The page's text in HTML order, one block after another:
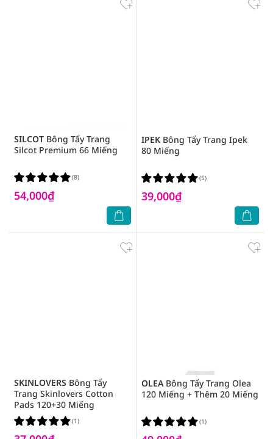
SILCOT Bông Tẩy Trang
Silcot Premium 66 Miếng
54,000₫
(8)
IPEK Bông Tẩy Trang Ipek
80 Miếng
39,000₫
(5)
SKINLOVERS Bông Tẩy
Trang Skinlovers Cotton
Pads 120+30 Miếng
(1)
OLEABông Tẩy Trang Olea
120 Miếng + Thêm 20 Miếng
(1)